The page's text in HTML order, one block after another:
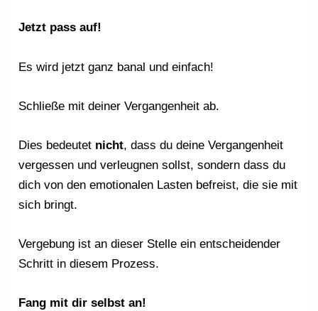
Jetzt pass auf!
Es wird jetzt ganz banal und einfach!
Schließe mit deiner Vergangenheit ab.
Dies bedeutet nicht, dass du deine Vergangenheit
vergessen und verleugnen sollst, sondern dass du
dich von den emotionalen Lasten befreist, die sie mit
sich bringt.
Vergebung ist an dieser Stelle ein entscheidender
Schritt in diesem Prozess.
Fang mit dir selbst an!